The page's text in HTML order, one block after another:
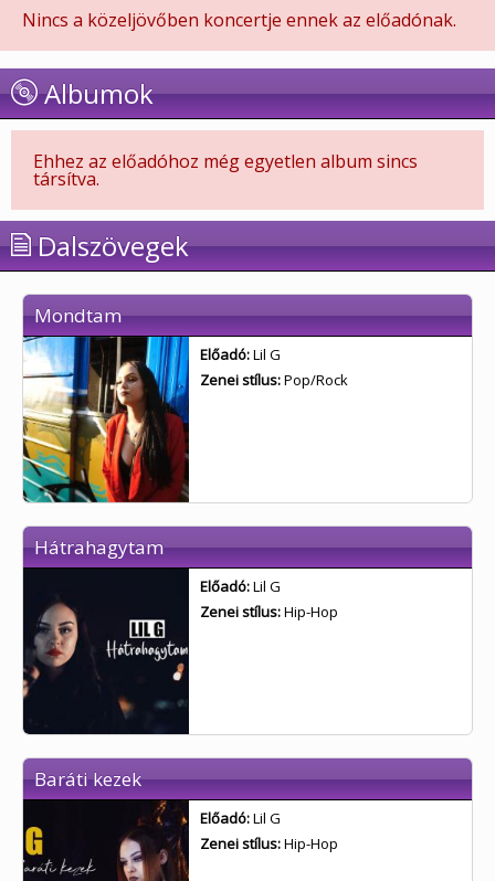
Nincs a közeljövőben koncertje ennek az előadónak.
Albumok
Ehhez az előadóhoz még egyetlen album sincs
társítva.
Dalszövegek
Mondtam
Előadó:Lil G
Zenei stílus:Pop/Rock
Hátrahagytam
Előadó:Lil G
Zenei stílus:Hip-Hop
Baráti kezek
Előadó:Lil G
Zenei stílus:Hip-Hop